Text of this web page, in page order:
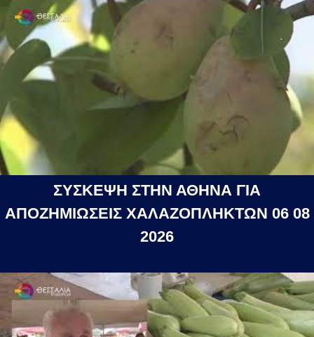
ΣΥΣΚΕΨΗ ΣΤΗΝ ΑΘΗΝΑ ΓΙΑ
ΑΠΟΖΗΜΙΩΣΕΙΣ ΧΑΛΑΖΟΠΛΗΚΤΩΝ 06 08
2026